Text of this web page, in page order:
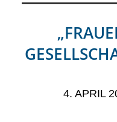
RUBRIKEN
KIEK4. APRIL